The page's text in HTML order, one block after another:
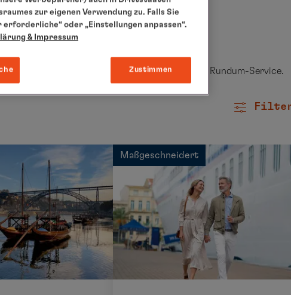
zurück und genießen Sie unseren entspannten Rundum-Service.
Maßgeschneidert
zur eigenen Verwendung zu. Falls Sie
oder „Einstellungen anpassen“.
& Impressum
Zustimmen